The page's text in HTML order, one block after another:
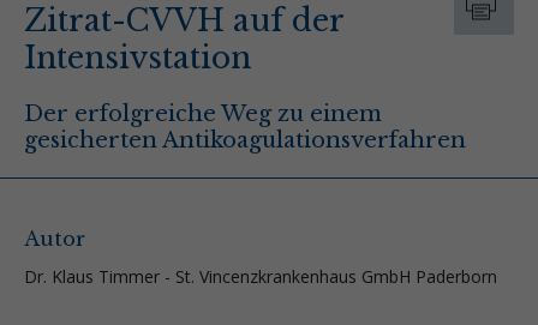
Zitrat-CVVH auf der
Intensivstation
Der erfolgreiche Weg zu einem
gesicherten Antikoagulationsverfahren
Autor
Dr. Klaus Timmer - St. Vincenzkrankenhaus GmbH Paderborn